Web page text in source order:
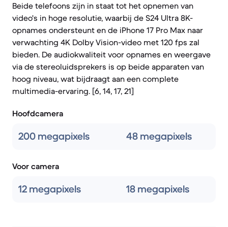
Beide telefoons zijn in staat tot het opnemen van
video's in hoge resolutie, waarbij de S24 Ultra 8K-
opnames ondersteunt en de iPhone 17 Pro Max naar
verwachting 4K Dolby Vision-video met 120 fps zal
bieden. De audiokwaliteit voor opnames en weergave
via de stereoluidsprekers is op beide apparaten van
hoog niveau, wat bijdraagt aan een complete
multimedia-ervaring. [6, 14, 17, 21]
Hoofdcamera
200 megapixels 48 megapixels
Voor camera
12 megapixels 18 megapixels